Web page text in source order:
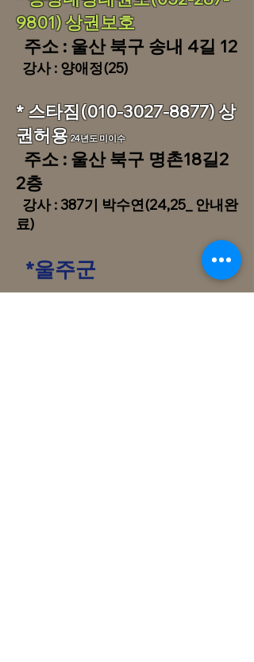
9801) 상권보호
​ 주소 : 울산 북구 송내 4길 12
​ 강사 : 양애정(25)
* 스타짐(010-3027-8877) 상
권허용24년도 미이수
​ 주소 : 울산 북구 명촌18길2
2층
​ 강사 : 387기 박수연(24,25_ 안내완
료)
*울주군